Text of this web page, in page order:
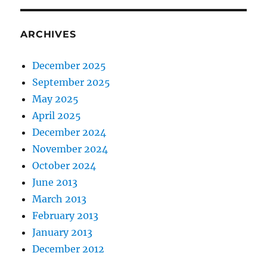
ARCHIVES
December 2025
September 2025
May 2025
April 2025
December 2024
November 2024
October 2024
June 2013
March 2013
February 2013
January 2013
December 2012